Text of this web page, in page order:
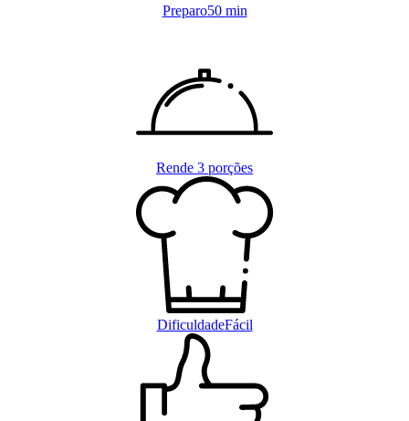
Preparo50 min
Rende 3 porções
DificuldadeFácil